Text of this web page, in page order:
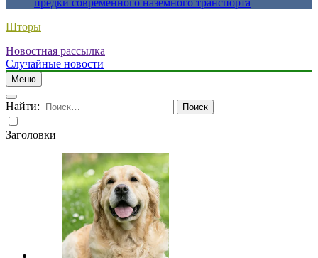
предки современного наземного транспорта
Шторы
Новостная рассылка
Случайные новости
Меню
Найти:
Заголовки